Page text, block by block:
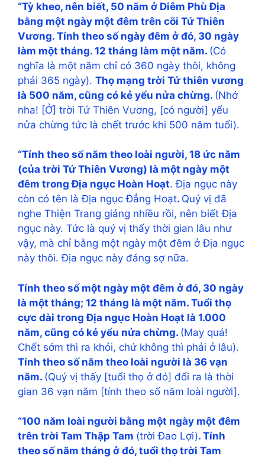
“Tỳ kheo, nên biết, 50 năm ở Diêm Phù Địa
bằng một ngày một đêm trên cõi Tứ Thiên
Vương. Tính theo số ngày đêm ở đó, 30 ngày
làm một tháng. 12 tháng làm một năm. (Có
nghĩa là một năm chỉ có 360 ngày thôi, không
phải 365 ngày). Thọ mạng trời Tứ thiên vương
là 500 năm, cũng có kẻ yểu nửa chừng. (Nhớ
nha! [Ở] trời Tứ Thiên Vương, [có người] yểu
nửa chừng tức là chết trước khi 500 năm tuổi).
“Tính theo số năm theo loài người, 18 ức năm
(của trời Tứ Thiên Vương) là một ngày một
đêm trong Địa ngục Hoàn Hoạt. Địa ngục này
còn có tên là Địa ngục Đẳng Hoạt. Quý vị đã
nghe Thiện Trang giảng nhiều rồi, nên biết Địa
ngục này. Tức là quý vị thấy thời gian lâu như
vậy, mà chỉ bằng một ngày một đêm ở Địa ngục
này thôi. Địa ngục này đáng sợ nữa.
Tính theo số một ngày một đêm ở đó, 30 ngày
là một tháng; 12 tháng là một năm. Tuổi thọ
cực dài trong Địa ngục Hoàn Hoạt là 1.000
năm, cũng có kẻ yểu nửa chừng. (May quá!
Chết sớm thì ra khỏi, chứ không thì phải ở lâu).
Tính theo số năm theo loài người là 36 vạn
năm. (Quý vị thấy [tuổi thọ ở đó] đổi ra là thời
gian 36 vạn năm [tính theo số năm loài người].
“100 năm loài người bằng một ngày một đêm
trên trời Tam Thập Tam (trời Đao Lợi). Tính
theo số năm tháng ở đó, tuổi thọ trời Tam